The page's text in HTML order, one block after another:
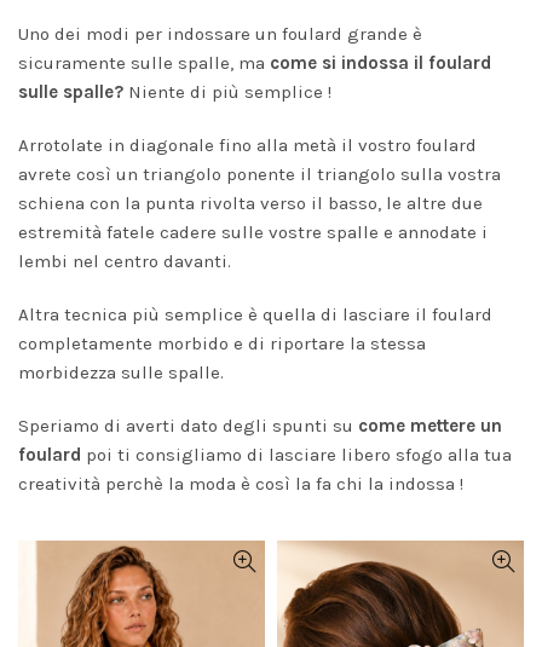
Uno dei modi per indossare un foulard grande è
sicuramente sulle spalle, ma come si indossa il foulard
sulle spalle? Niente di più semplice !
Arrotolate in diagonale fino alla metà il vostro foulard
avrete così un triangolo ponente il triangolo sulla vostra
schiena con la punta rivolta verso il basso, le altre due
estremità fatele cadere sulle vostre spalle e annodate i
lembi nel centro davanti.
Altra tecnica più semplice è quella di lasciare il foulard
completamente morbido e di riportare la stessa
morbidezza sulle spalle.
Speriamo di averti dato degli spunti su come mettere un
foulard poi ti consigliamo di lasciare libero sfogo alla tua
creatività perchè la moda è così la fa chi la indossa !